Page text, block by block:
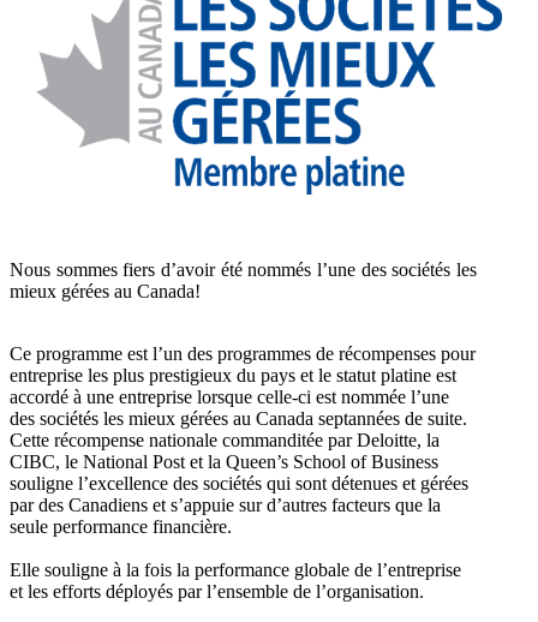
Nous sommes fiers d’avoir été nommés l’une des sociétés les
mieux gérées au Canada!
Ce programme est l’un des programmes de récompenses pour
entreprise les plus prestigieux du pays et le statut platine est
accordé à une entreprise lorsque celle-ci est nommée l’une
des sociétés les mieux gérées au Canada septannées de suite.
Cette récompense nationale commanditée par Deloitte, la
CIBC, le National Post et la Queen’s School of Business
souligne l’excellence des sociétés qui sont détenues et gérées
par des Canadiens et s’appuie sur d’autres facteurs que la
seule performance financière.
Elle souligne à la fois la performance globale de l’entreprise
et les efforts déployés par l’ensemble de l’organisation.